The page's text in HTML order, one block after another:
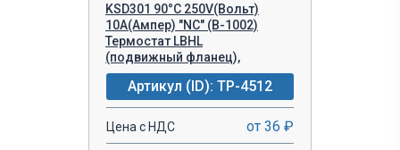
KSD301 90°C 250V(Вольт)
10A(Ампер) "NC" (B-1002)
Термостат LBHL
(подвижный фланец),
Артикул (ID): TP-4512
Цена с НДС от 36 ₽